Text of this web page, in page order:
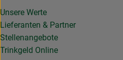
Unsere Werte
Lieferanten & Partner
Stellenangebote
Trinkgeld Online